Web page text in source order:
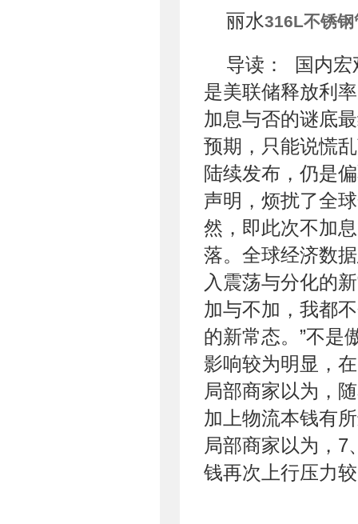
丽水316L不锈钢
导读： 国内宏
是美联储释放利
加息与否的谜底
预期，只能说慌
陆续发布，仍是
声明，烦扰了全
然，即此次不加
落。全球经济数
入震荡与分化的
加与不加，我都
的新常态。”不是
影响较为明显，
局部商家以为，
加上物流本钱有
局部商家以为，7
钱再次上行压力